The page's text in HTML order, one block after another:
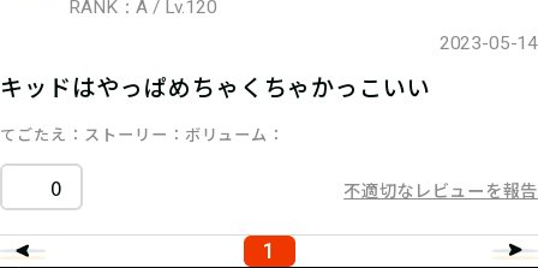
RANK：A / Lv.120
2023-05-14
キッドはやっぱめちゃくちゃかっこいい
てごたえ ストーリー ボリューム
0 不適切なレビューを報告
1